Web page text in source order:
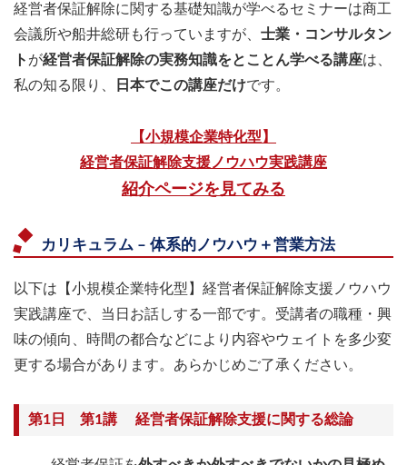
経営者保証解除に関する基礎知識が学べるセミナーは商工
会議所や船井総研も行っていますが、 士業・コンサルタン
ト が経営者保証解除の実務知識をとことん学べる講座は、
私の知る限り、
日本でこの講座だけです。
【小規模企業特化型】
経営者保証解除支援ノウハウ実践講座
紹介ページを見てみる
カリキュラム – 体系的ノウハウ＋営業方法
以下は【小規模企業特化型】経営者保証解除支援ノウハウ
実践講座で、当日お話しする一部です。受講者の職種・興
味の傾向、時間の都合などにより内容やウェイトを多少変
更する場合があります。あらかじめご了承ください。
第1日 第1講 経営者保証解除支援に関する総論